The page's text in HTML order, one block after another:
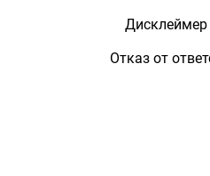
Отказ от